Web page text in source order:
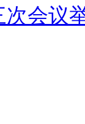
次会议